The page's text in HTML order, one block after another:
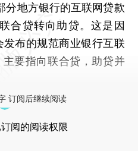
分地方银行的互联网贷款
合贷转向助贷。这是因
布的规范商业银行互联
主要指向联合贷，助贷并
订阅后继续阅读
阅的阅读权限